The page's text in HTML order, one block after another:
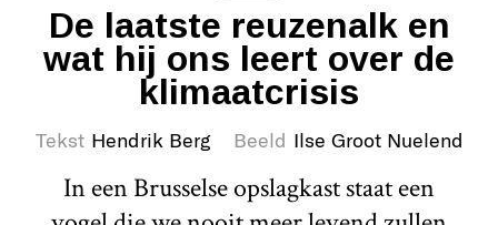
De laatste reuzenalk en
wat hij ons leert over de
klimaatcrisis
Tekst Hendrik Berg Beeld Ilse Groot Nuelend
In een Brusselse opslagkast staat een